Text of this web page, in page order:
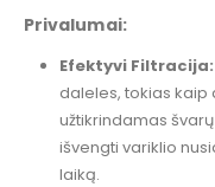
Privalumai:
Efektyvi Filtracija:
daleles, tokias kaip
užtikrindamas
išvengti variklio
laiką.